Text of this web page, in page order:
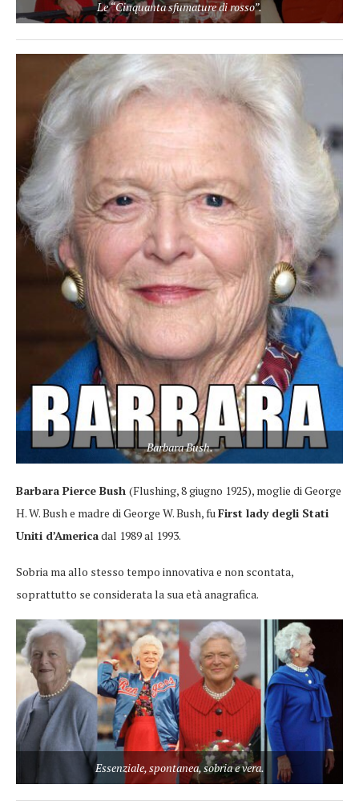
Le “Cinquanta sfumature di rosso”.
Barbara Bush.
Barbara Pierce Bush (Flushing, 8 giugno 1925), moglie di George
H. W. Bush e madre di George W. Bush, fuFirst lady degli Stati
Uniti d’Americadal 1989 al 1993.
Sobria ma allo stesso tempo innovativa e non scontata,
soprattutto se considerata la sua età anagrafica.
Essenziale, spontanea, sobria e vera.